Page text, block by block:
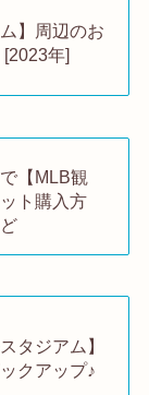
】周辺のお
年]
【MLB観
ト購入方
タジアム】
クアップ♪